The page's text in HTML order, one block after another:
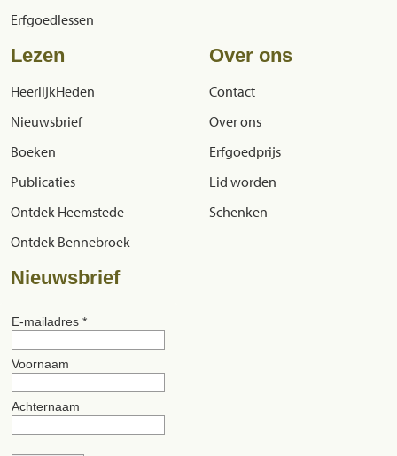
Erfgoedlessen
Lezen
HeerlijkHeden
Nieuwsbrief
Boeken
Publicaties
Ontdek Heemstede
Ontdek Bennebroek
Over ons
Contact
Over ons
Erfgoedprijs
Lid worden
Schenken
Nieuwsbrief